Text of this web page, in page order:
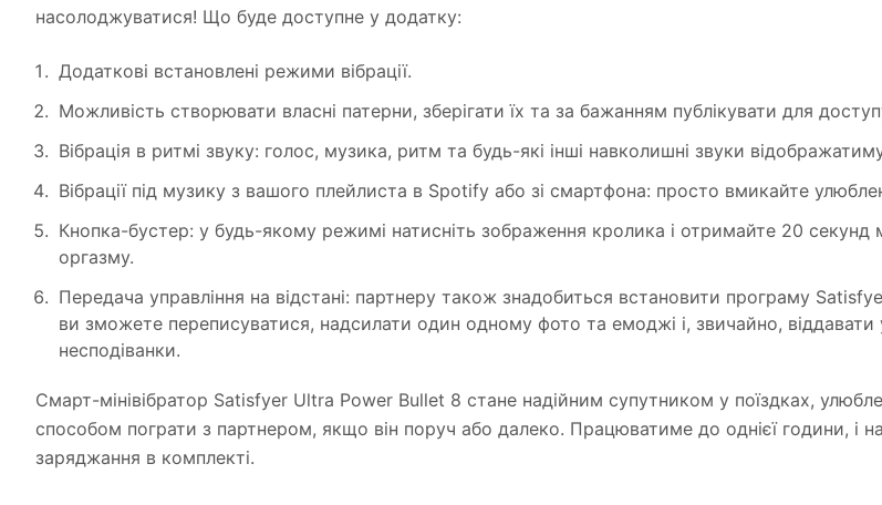
насолоджуватися! Що буде доступне у додатку:
Додаткові встановлені режими вібрації.
Можливість створювати власні патерни, зберігати їх та за бажанням публікувати для
Вібрація в ритмі звуку: голос, музика, ритм та будь-які інші навколишні звуки
Вібрації під музику з вашого плейлиста в Spotify або зі смартфона: просто вмикайте
Кнопка-бустер: у будь-якому режимі натисніть зображення кролика і отримайте 20 секунд
оргазму.
Передача управління на відстані: партнеру також знадобиться встановити програму
ви зможете переписуватися, надсилати один одному фото та емоджі і, звичайно,
несподіванки.
Смарт-мінівібратор Satisfyer Ultra Power Bullet 8 стане надійним супутником у поїздках,
способом пограти з партнером, якщо він поруч або далеко. Працюватиме до однієї години, і
заряджання в комплекті.